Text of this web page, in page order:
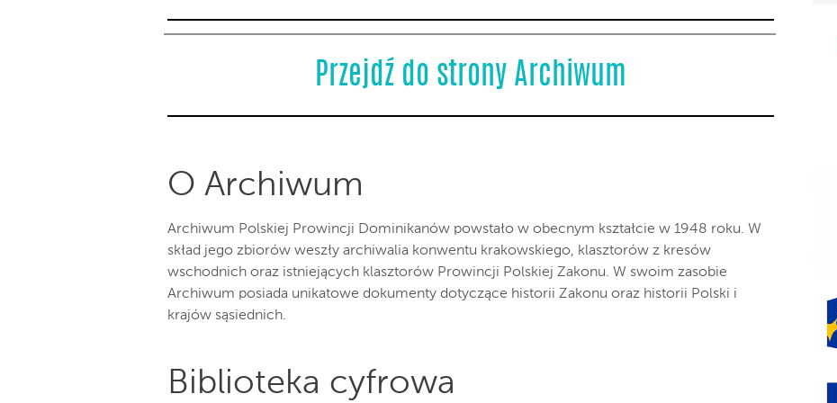
Przejdź do strony Archiwum
O Archiwum
Archiwum Polskiej Prowincji Dominikanów powstało w obecnym kształcie w 1948 roku. W
skład jego zbiorów weszły archiwalia konwentu krakowskiego, klasztorów z kresów
wschodnich oraz istniejących klasztorów Prowincji Polskiej Zakonu. W swoim zasobie
Archiwum posiada unikatowe dokumenty dotyczące historii Zakonu oraz historii Polski i
krajów sąsiednich.
Biblioteka cyfrowa